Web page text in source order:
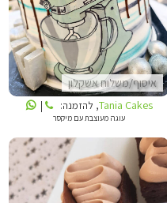
איסוף/משלוח אשקלון
Tania Cakes, להזמנה: |
עוגה מעוצבת עם מיקסר